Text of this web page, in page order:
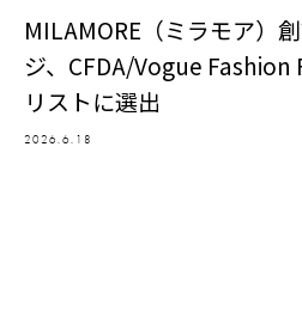
MILAMORE（ミラモア）
ジ、CFDA/Vogue
リストに選出
2026.6.18